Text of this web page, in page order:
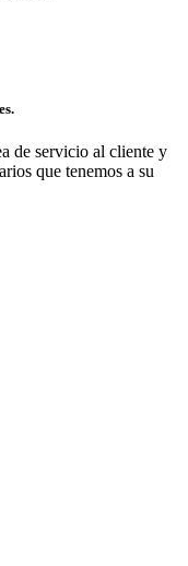
de servicio al cliente y
que tenemos a su